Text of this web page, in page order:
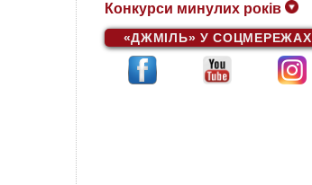
Конкурси минулих років
«ДЖМІЛЬ» У СОЦМЕРЕЖАХ